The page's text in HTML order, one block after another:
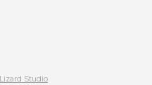
Lizard Studio